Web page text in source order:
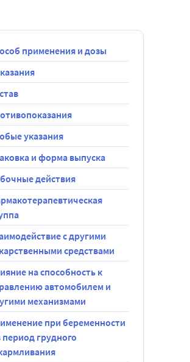
применения и дозы
указания
и форма выпуска
действия
с другими
средствами
на способность к
автомобилем и
механизмами
при беременности
период грудного